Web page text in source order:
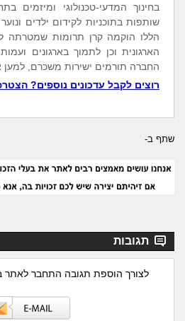
בחינוך המדעי-טכנולוגי ומיזמים
שותפות בתוכניות לקידום ילדים
הללו הוקמה קרן תרומות שמטרתה
הארגונית וכן לתמוך בארגונים
החברה תורמים ישירות משכרם, למען
רוצים לקבל עדכונים נוספים?
שתף ב-
תגובות
לצורך הוספת תגובה התחבר לאתר